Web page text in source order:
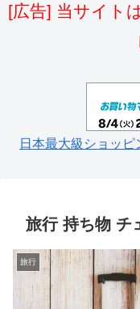
[広告] 当サイト
日本最大級ショッ
旅行 持ち物 チ
旅行